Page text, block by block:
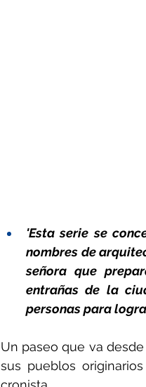
'Esta serie se
nombres de
señora que
entrañas de la
personas para
Un paseo que va
sus pueblos